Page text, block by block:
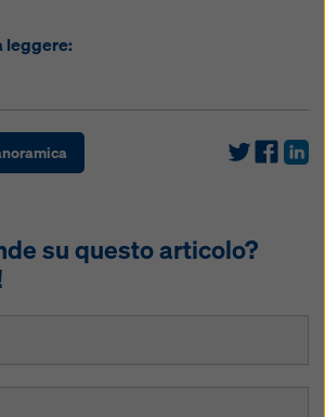
leggere:
su questo articolo?